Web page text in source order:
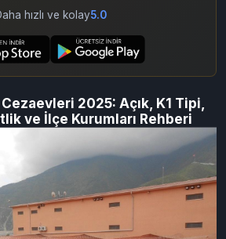
Uygulamayı Deneyin
2025: Açık, K1 Tipi,
ve İlçe Kurumları Rehberi